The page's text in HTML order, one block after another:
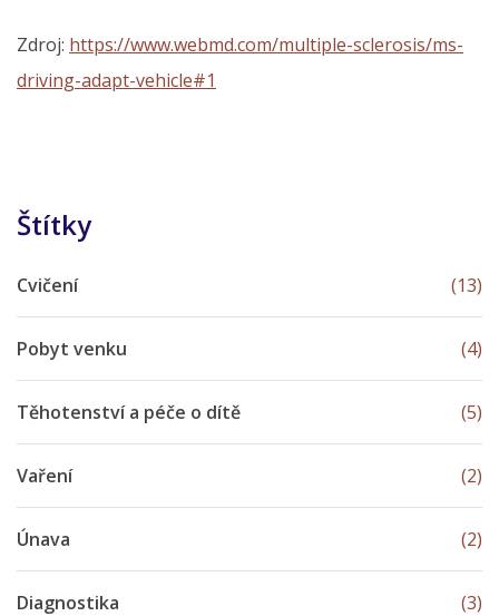
Zdroj: https://www.webmd.com/multiple-sclerosis/ms-
driving-adapt-vehicle#1
Štítky
Cvičení (13)
Pobyt venku (4)
Těhotenství a péče o dítě (5)
Vaření (2)
Únava (2)
Diagnostika (3)